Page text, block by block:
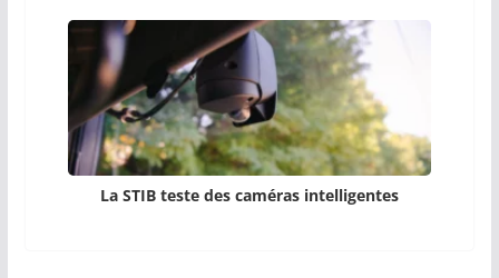
La STIB teste des caméras intelligentes